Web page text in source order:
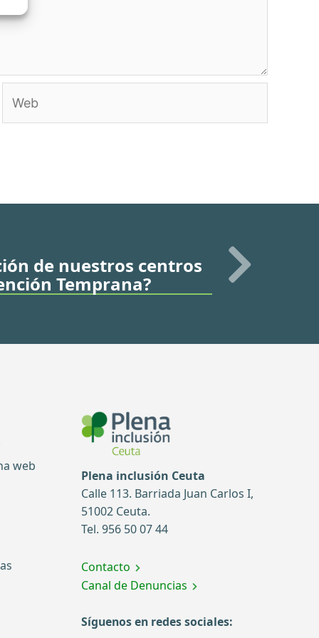
de nuestros centros
Temprana?
web
Plena inclusión Ceuta
Calle 113. Barriada Juan Carlos I,
51002 Ceuta.
Tel. 956 50 07 44
Contacto
Canal de Denuncias
Síguenos en redes sociales: